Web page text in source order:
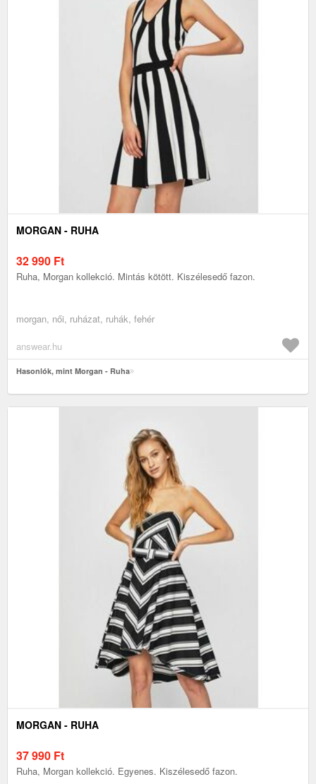
MORGAN - RUHA
32 990 Ft
Ruha, Morgan kollekció. Mintás kötött. Kiszélesedő fazon.
morgan, női, ruházat, ruhák, fehér
answear.hu
Hasonlók, mint Morgan - Ruha
MORGAN - RUHA
37 990 Ft
Ruha, Morgan kollekció. Egyenes. Kiszélesedő fazon.